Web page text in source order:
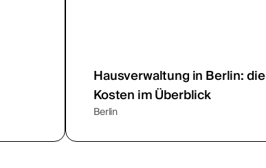
Hausverwaltung in Berlin: die
Kosten im Überblick
Berlin